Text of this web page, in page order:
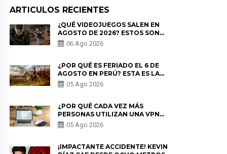
ARTICULOS RECIENTES
¿QUÉ VIDEOJUEGOS SALEN EN
AGOSTO DE 2026? ESTOS SON
LOS ESTRENOS MÁS ESPERADOS
06 Ago 2026
¿POR QUÉ ES FERIADO EL 6 DE
AGOSTO EN PERÚ? ESTA ES LA
HISTORIA
05 Ago 2026
¿POR QUÉ CADA VEZ MÁS
PERSONAS UTILIZAN UNA VPN
PARA PROTEGER SU
PRIVACIDAD?
05 Ago 2026
¡IMPACTANTE ACCIDENTE! KEVIN